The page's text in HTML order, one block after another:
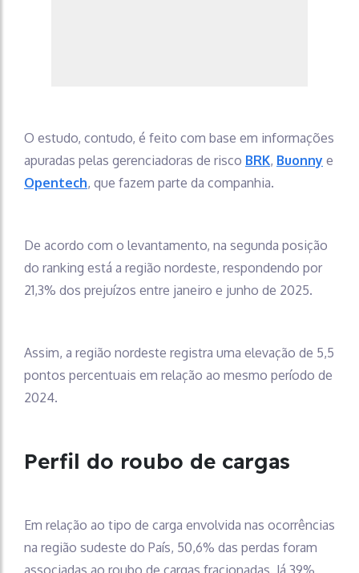
O estudo, contudo, é feito com base em informações
apuradas pelas gerenciadoras de risco BRK, Buonny e
Opentech, que fazem parte da companhia.
De acordo com o levantamento, na segunda posição
do ranking está a região nordeste, respondendo por
21,3% dos prejuízos entre janeiro e junho de 2025.
Assim, a região nordeste registra uma elevação de 5,5
pontos percentuais em relação ao mesmo período de
2024.
Perfil do roubo de cargas
Em relação ao tipo de carga envolvida nas ocorrências
na região sudeste do País, 50,6% das perdas foram